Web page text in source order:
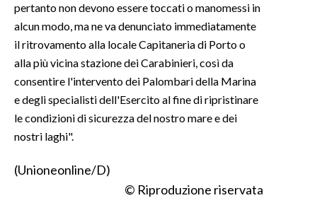
NECROLOGI
STORE
pertanto non devono essere toccati o manomessi in
alcun modo, ma ne va denunciato immediatamente
il ritrovamento alla locale Capitaneria di Porto o
alla più vicina stazione dei Carabinieri, così da
consentire l'intervento dei Palombari della Marina
e degli specialisti dell'Esercito al fine di ripristinare
le condizioni di sicurezza del nostro mare e dei
nostri laghi".
(Unioneonline/D)
© Riproduzione riservata